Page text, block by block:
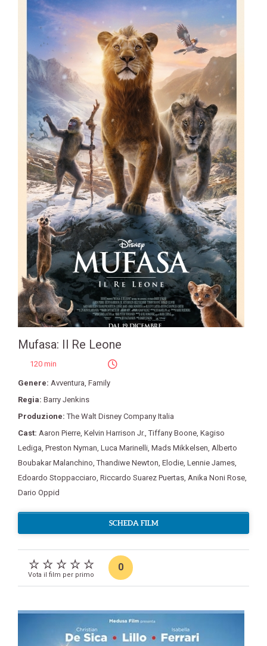
Mufasa: Il Re Leone
120 min
Genere: Avventura, Family
Regia: Barry Jenkins
Produzione:The Walt Disney Company Italia
Cast: Aaron Pierre, Kelvin Harrison Jr.,Tiffany Boone, Kagiso
Lediga, Preston Nyman, Luca Marinelli, Mads Mikkelsen, Alberto
Boubakar Malanchino,Thandiwe Newton, Elodie, Lennie James,
Edoardo Stoppacciaro, Riccardo Suarez Puertas, Anika Noni Rose,
Dario Oppid
SCHEDA FILM
Vota il film per primo
0